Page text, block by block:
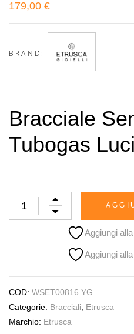
179,00 €
BRAND:
Bracciale
Tubogas
Aggiungi
Aggiungi
COD: WSET00816.YG
Categorie: Bracciali
Etrusca
Marchio: Etrusca